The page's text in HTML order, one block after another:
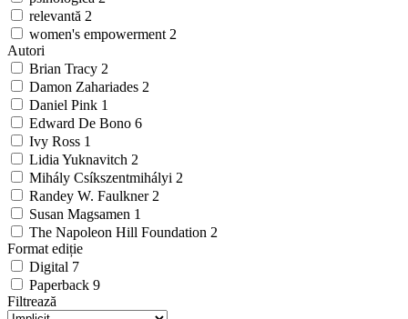
relevantă 2
women's empowerment 2
Autori
Brian Tracy 2
Damon Zahariades 2
Daniel Pink 1
Edward De Bono 6
Ivy Ross 1
Lidia Yuknavitch 2
Mihály Csíkszentmihályi 2
Randey W. Faulkner 2
Susan Magsamen 1
The Napoleon Hill Foundation 2
Format ediție
Digital 7
Paperback 9
Filtrează